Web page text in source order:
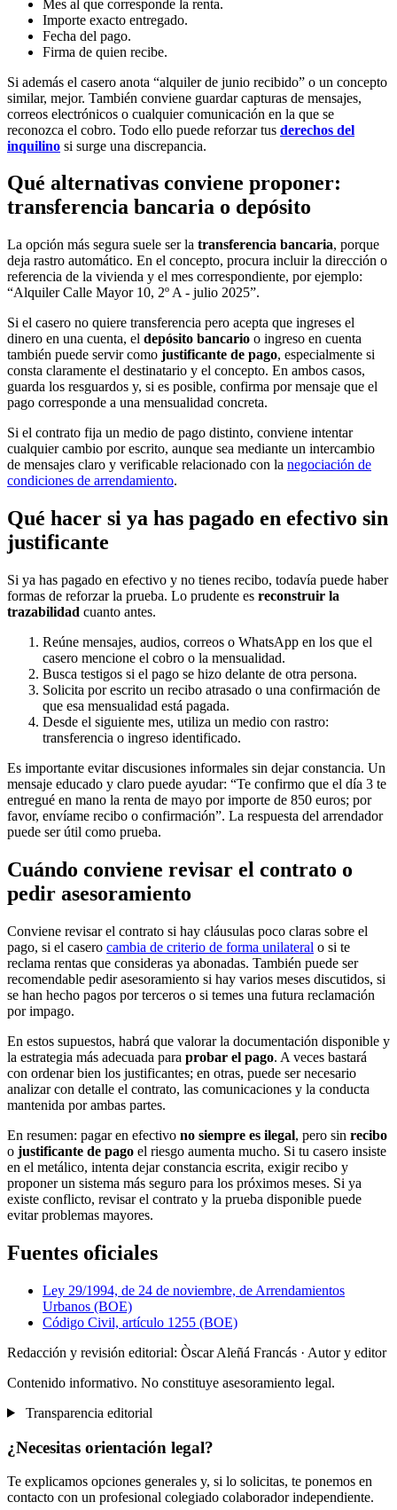
Mes al que corresponde la renta.
Importe exacto entregado.
Fecha del pago.
Firma de quien recibe.
Si además el casero anota “alquiler de junio recibido” o un concepto
similar, mejor. También conviene guardar capturas de mensajes,
correos electrónicos o cualquier comunicación en la que se
reconozca el cobro. Todo ello puede reforzar tus derechos del
inquilino si surge una discrepancia.
Qué alternativas conviene proponer:
transferencia bancaria o depósito
La opción más segura suele ser la transferencia bancaria, porque
deja rastro automático. En el concepto, procura incluir la dirección o
referencia de la vivienda y el mes correspondiente, por ejemplo:
“Alquiler Calle Mayor 10, 2º A - julio 2025”.
Si el casero no quiere transferencia pero acepta que ingreses el
dinero en una cuenta, el depósito bancario o ingreso en cuenta
también puede servir como justificante de pago, especialmente si
consta claramente el destinatario y el concepto. En ambos casos,
guarda los resguardos y, si es posible, confirma por mensaje que el
pago corresponde a una mensualidad concreta.
Si el contrato fija un medio de pago distinto, conviene intentar
cualquier cambio por escrito, aunque sea mediante un intercambio
de mensajes claro y verificable relacionado con la negociación de
condiciones de arrendamiento.
Qué hacer si ya has pagado en efectivo sin
justificante
Si ya has pagado en efectivo y no tienes recibo, todavía puede haber
formas de reforzar la prueba. Lo prudente es reconstruir la
trazabilidad cuanto antes.
Reúne mensajes, audios, correos o WhatsApp en los que el
casero mencione el cobro o la mensualidad.
Busca testigos si el pago se hizo delante de otra persona.
Solicita por escrito un recibo atrasado o una confirmación de
que esa mensualidad está pagada.
Desde el siguiente mes, utiliza un medio con rastro:
transferencia o ingreso identificado.
Es importante evitar discusiones informales sin dejar constancia. Un
mensaje educado y claro puede ayudar: “Te confirmo que el día 3 te
entregué en mano la renta de mayo por importe de 850 euros; por
favor, envíame recibo o confirmación”. La respuesta del arrendador
puede ser útil como prueba.
Cuándo conviene revisar el contrato o
pedir asesoramiento
Conviene revisar el contrato si hay cláusulas poco claras sobre el
pago, si el casero cambia de criterio de forma unilateral o si te
reclama rentas que consideras ya abonadas. También puede ser
recomendable pedir asesoramiento si hay varios meses discutidos, si
se han hecho pagos por terceros o si temes una futura reclamación
por impago.
En estos supuestos, habrá que valorar la documentación disponible y
la estrategia más adecuada para probar el pago. A veces bastará
con ordenar bien los justificantes; en otras, puede ser necesario
analizar con detalle el contrato, las comunicaciones y la conducta
mantenida por ambas partes.
En resumen: pagar en efectivo no siempre es ilegal, pero sin recibo
o justificante de pago el riesgo aumenta mucho. Si tu casero insiste
en el metálico, intenta dejar constancia escrita, exigir recibo y
proponer un sistema más seguro para los próximos meses. Si ya
existe conflicto, revisar el contrato y la prueba disponible puede
evitar problemas mayores.
Fuentes oficiales
Ley 29/1994, de 24 de noviembre, de Arrendamientos
Urbanos (BOE)
Código Civil, artículo 1255 (BOE)
Redacción y revisión editorial: Òscar Aleñá Francás · Autor y editor
Contenido informativo. No constituye asesoramiento legal.
Transparencia editorial
¿Necesitas orientación legal?
Te explicamos opciones generales y, si lo solicitas, te ponemos en
contacto con un profesional colegiado colaborador independiente.